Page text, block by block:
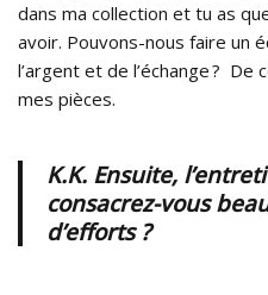
dans ma collection et tu as
avoir. Pouvons-nous faire un
l’argent et de l’échange ? De
mes pièces.
K.K. Ensuite,
consacrez-vous
d’efforts ?